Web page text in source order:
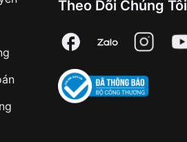
Theo Dõi Chúng Tôi